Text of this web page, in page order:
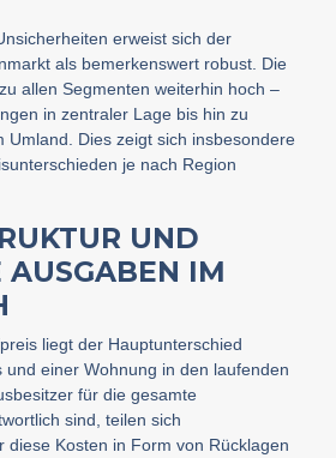
erweist sich der
als bemerkenswert robust. Die
allen Segmenten weiterhin hoch –
in zentraler Lage bis hin zu
Umland. Dies zeigt sich insbesondere
je nach Region
UND
AUSGABEN IM
liegt der Hauptunterschied
und einer Wohnung in den laufenden
für die gesamte
sind, teilen sich
diese Kosten in Form von Rücklagen